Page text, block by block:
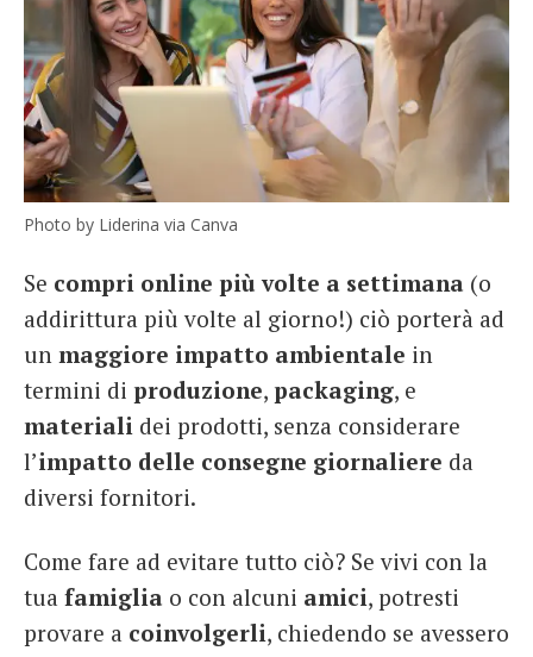
Photo by Liderina via Canva
Se compri online più volte a settimana (o
addirittura più volte al giorno!) ciò porterà ad
un maggiore impatto ambientale in
termini di produzione, packaging, e
materiali dei prodotti, senza considerare
l’impatto delle consegne giornaliere da
diversi fornitori.
Come fare ad evitare tutto ciò? Se vivi con la
tua famiglia o con alcuni amici, potresti
provare a coinvolgerli, chiedendo se avessero